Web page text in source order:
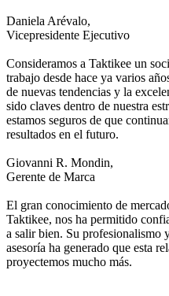
Daniela Arévalo,
Vicepresidente Ejecutivo
Consideramos a Taktikee un
trabajo desde hace ya varios
de nuevas tendencias y la
sido claves dentro de nuestra
estamos seguros de que
resultados en el futuro.
Giovanni R. Mondin,
Gerente de Marca
El gran conocimiento de
Taktikee, nos ha permitido
a salir bien. Su profesionalismo
asesoría ha generado que esta
proyectemos mucho más.